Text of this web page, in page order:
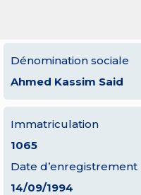
Dénomination sociale
Ahmed Kassim Said
Immatriculation
1065
Date d’enregistrement
14/09/1994